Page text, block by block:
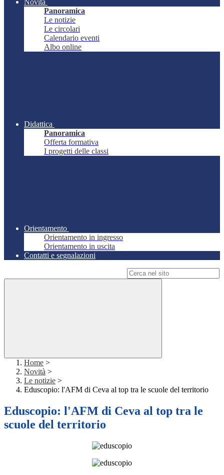
Novità
Panoramica
Le notizie
Le circolari
Calendario eventi
Albo online
Didattica
Panoramica
Offerta formativa
I progetti delle classi
Orientamento
Orientamento in ingresso
Orientamento in uscita
Contatti e segnalazioni
Home >
Novità >
Le notizie >
Eduscopio: l'AFM di Ceva al top tra le scuole del territorio
Eduscopio: l'AFM di Ceva al top tra le
scuole del territorio